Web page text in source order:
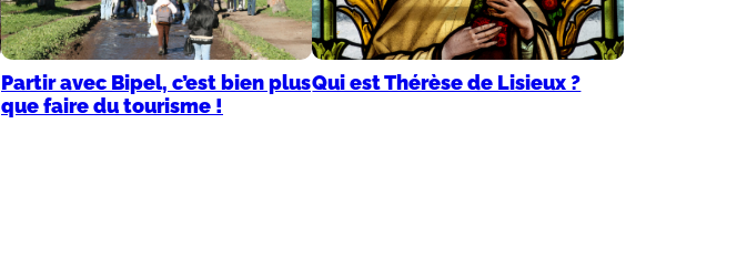
Partir avec Bipel, c’est bien plus
que faire du tourisme !
Qui est Thérèse de Lisieux ?